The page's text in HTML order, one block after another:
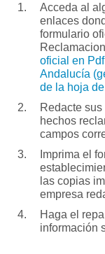
Acceda al
enlaces
formulario
oficial en Pdf
Andalucía
de la hoja
Redacte
hechos
campos
Imprima el
las copias
empresa
Haga el
información